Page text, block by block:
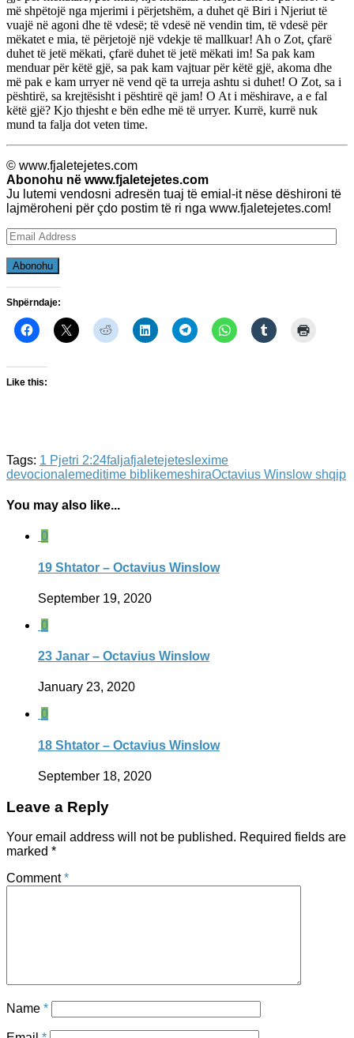
më shpëtojë nga mjerimi i përjetshëm, a duhet që Biri i Njeriut të
vuajë në agoni dhe të vdesë; të vdesë në vendin tim, të vdesë për
mëkatet e mia, të përjetojë një vdekje të mallkuar! Ah o Zot, çfarë
duhet të jetë mëkati, çfarë duhet të jetë mëkati im! Sa pak kam
menduar për këtë gjë, sa pak kam vajtuar për këtë gjë, akoma dhe
më pak e kam urryer në vend që ta urreja ashtu si duhet! O Zot, sa i
pështirë, sa krejtësisht i pështirë që jam! O At i mëshirave, a e fal
këtë gjë? Kjo thjesht e bën edhe më të urryer. Kurrë, kurrë nuk
mund ta falja dot veten time.
© www.fjaletejetes.com
Abonohu në www.fjaletejetes.com
Ju lutemi vendosni adresën tuaj të emial-it nëse dëshironi të
lajmëroheni për çdo postim të ri nga www.fjaletejetes.com!
Email
Address
Abonohu
Shpërndaje:
Like this:
Tags: 1 Pjetri 2:24faljafjaletejetes lexime
devocionalemeditime biblikemeshiraOctavius Winslow shqip
You may also like...
0
19 Shtator – Octavius Winslow
September 19, 2020
0
23 Janar – Octavius Winslow
January 23, 2020
0
18 Shtator – Octavius Winslow
September 18, 2020
Leave a Reply
Your email address will not be published. Required fields are
marked *
Comment*
Name *